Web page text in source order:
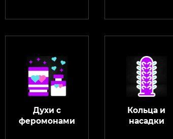
Духи с
феромонами
Кольца и
насадки